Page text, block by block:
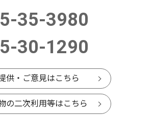
35-3980
30-1290
供・ご意見はこちら
の二次利用等はこちら